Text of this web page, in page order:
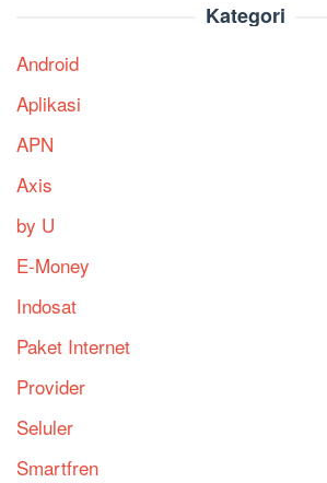
Kategori
Android
Aplikasi
APN
Axis
by U
E-Money
Indosat
Paket Internet
Provider
Seluler
Smartfren